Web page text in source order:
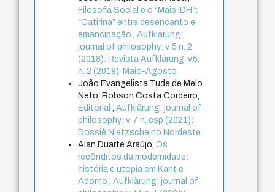
Filosofia Social e o “Mais IDH”:
“Catirina” entre desencanto e
emancipação,Aufklärung:
journal of philosophy: v. 5 n. 2
(2018): Revista Aufklärung. v.5,
n. 2 (2019), Maio-Agosto
João Evangelista Tude de Melo
Neto, Robson Costa Cordeiro,
Editorial,Aufklärung: journal of
philosophy: v. 7 n. esp (2021):
Dossiê Nietzsche no Nordeste
Alan Duarte Araújo,Os
recônditos da modernidade:
história e utopia em Kant e
Adorno,Aufklärung: journal of